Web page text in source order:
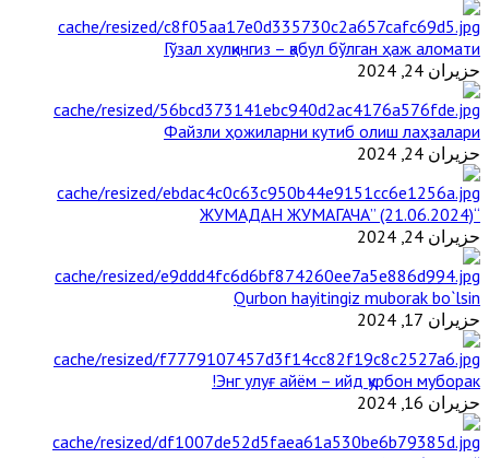
Гўзал хулқингиз – қабул бўлган ҳаж аломати
حزيران 24, 2024
Файзли ҳожиларни кутиб олиш лаҳзалари
حزيران 24, 2024
“ЖУМАДАН ЖУМАГАЧА” (21.06.2024)
حزيران 24, 2024
Qurbon hayitingiz muborak bo`lsin
حزيران 17, 2024
Энг улуғ айём – ийд қурбон муборак!
حزيران 16, 2024